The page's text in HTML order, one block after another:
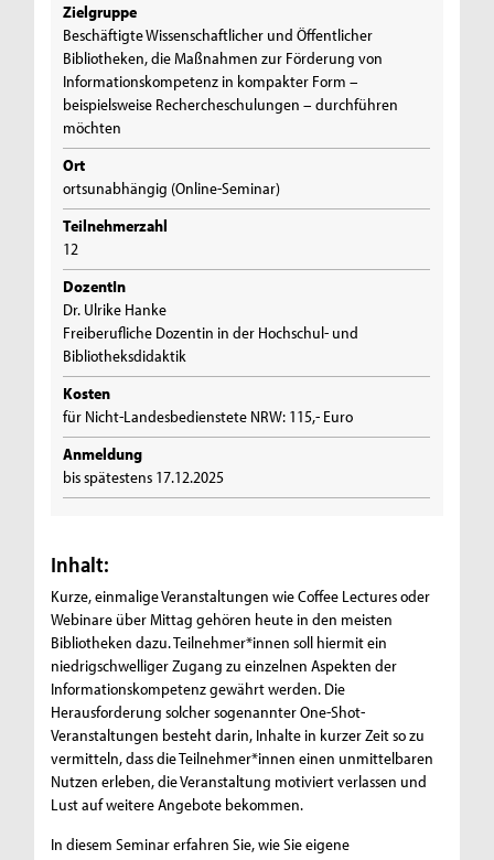
Zielgruppe
Beschäftigte Wissenschaftlicher und Öffentlicher
Bibliotheken, die Maßnahmen zur Förderung von
Informationskompetenz in kompakter Form –
beispielsweise Rechercheschulungen – durchführen
möchten
Ort
ortsunabhängig (Online-Seminar)
Teilnehmerzahl
12
DozentIn
Dr. Ulrike Hanke
Freiberufliche Dozentin in der Hochschul- und
Bibliotheksdidaktik
Kosten
für Nicht-Landesbedienstete NRW: 115,- Euro
Anmeldung
bis spätestens 17.12.2025
Inhalt:
Kurze, einmalige Veranstaltungen wie Coffee Lectures oder
Webinare über Mittag gehören heute in den meisten
Bibliotheken dazu. Teilnehmer*innen soll hiermit ein
niedrigschwelliger Zugang zu einzelnen Aspekten der
Informationskompetenz gewährt werden. Die
Herausforderung solcher sogenannter One-Shot-
Veranstaltungen besteht darin, Inhalte in kurzer Zeit so zu
vermitteln, dass die Teilnehmer*innen einen unmittelbaren
Nutzen erleben, die Veranstaltung motiviert verlassen und
Lust auf weitere Angebote bekommen.
In diesem Seminar erfahren Sie, wie Sie eigene